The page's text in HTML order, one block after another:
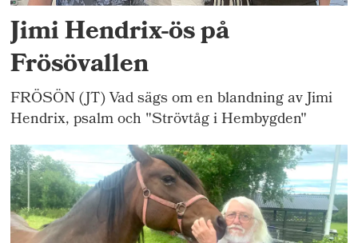
Jimi Hendrix-ös på
Frösövallen
FRÖSÖN (JT) Vad sägs om en blandning av Jimi
Hendrix, psalm och "Strövtåg i Hembygden"